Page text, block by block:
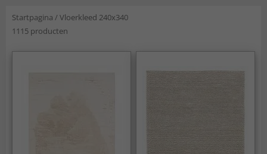
Startpagina /Vloerkleed 240x340
1115 producten